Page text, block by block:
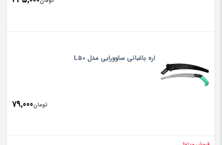
اره باغبانی ساوورایی مدل L50
تومان79,000